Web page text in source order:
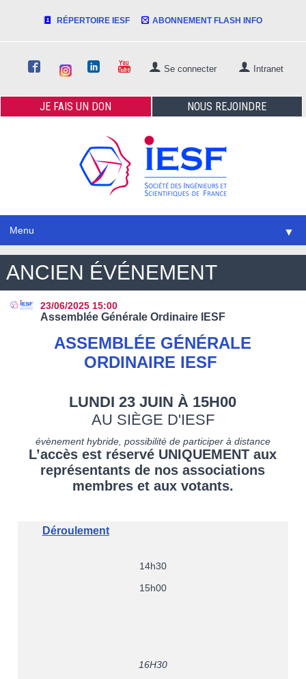
RÉPERTOIRE IESF ABONNEMENT FLASH INFO
Se connecter Intranet
JE FAISUN DON NOUS REJOINDRE
Menu ▼
ANCIEN ÉVÉNEMENT
23/06/2025 15:00
Assemblée Générale Ordinaire IESF ​
ASSEMBLÉE GÉNÉRALE
ORDINAIRE IESF ​
LUNDI 23 JUIN À 15H00
AU SIÈGE D'IESF
évènement hybride, possibilité de participer à distance
L’accès est réservé UNIQUEMENT aux
représentants de nos associations
membres et aux votants.
Déroulement
14h30
15h00
16H30